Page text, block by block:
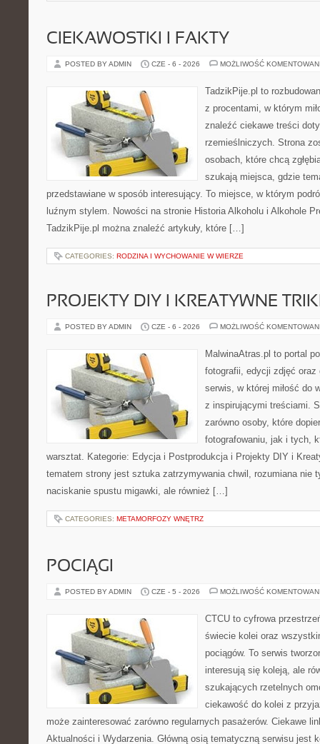
CIEKAWOSTKI I FAKTY
POSTED BY ADMIN CZE - 6 - 2026 MOŻLIWOŚĆ
TadzikPije.pl to
z procentami, w którym
znaleźć ciekawe treści
rzemieślniczych. Strona
osobach, które chcą
szukają miejsca, gdzie
przedstawiane w sposób interesujący. To miejsce, w którym
luźnym stylem. Nowości na stronie Historia Alkoholu i Alkohole
TadzikPije.pl można znaleźć artykuły, które […]
CATEGORIES: RODZINA I WYCHOWANIE W WIERZE
PROJEKTY DIY I KREATYWNE
POSTED BY ADMIN CZE - 6 - 2026 MOŻLIWOŚĆ
MalwinaAtras.pl to portal
fotografii, edycji zdjęć oraz
serwis, w której miłość do
z inspirującymi treściami.
zarówno osoby, które
fotografowaniu, jak i tych,
warsztat. Kategorie: Edycja i Postprodukcja i Projekty DIY i
tematem strony jest sztuka zatrzymywania chwil, rozumiana nie
naciskanie spustu migawki, ale również […]
CATEGORIES: METAMORFOZY WNĘTRZ
POCIĄGI
POSTED BY ADMIN CZE - 5 - 2026 MOŻLIWOŚĆ
CTCU to cyfrowa
świecie kolei oraz
pociągów. To serwis
interesują się koleją, ale
szukających rzetelnych
ciekawość do kolei z
może zainteresować zarówno regularnych pasażerów. Ciekawe
Aktualności i Wydarzenia. Główną osią tematyczną serwisu jest